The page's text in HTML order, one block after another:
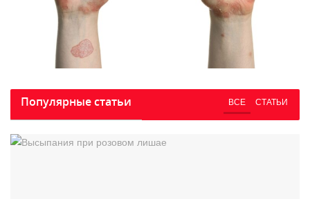
Популярные статьи ВСЕ СТАТЬИ